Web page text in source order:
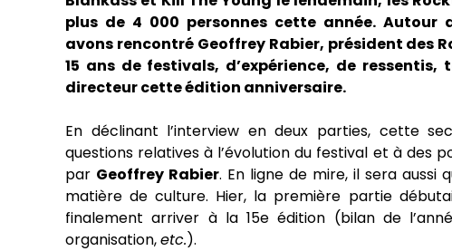
plus de 4 000 personnes cette année. Autour
avons rencontré Geoffrey Rabier, président des
15 ans de festivals, d’expérience, de
directeur cette édition anniversaire.
En déclinant l’interview en deux parties, cette
questions relatives à l’évolution du festival et à des
par Geoffrey Rabier. En ligne de mire, il sera aussi
matière de culture. Hier, la première partie
finalement arriver à la 15e édition (bilan de
organisation,etc.).